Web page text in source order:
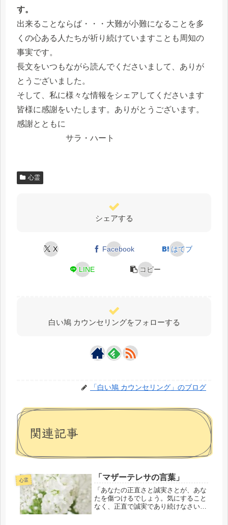
す。
出来ることならば・・・大難が小難になることを多
くの心ある人たちが祈り続けていますことも周知の
事実です。
長文をいつもながら読んでくださいまして、ありが
とうございました。
そして、私に様々な情報をシェアしてくださいます
皆様に感謝をいたします。ありがとうございます。
感謝とともに
サラ・ハート
心霊
シェアする
X Facebook はてブ
LINE コピー
白い鳩 カウンセリングをフォローする
「白い鳩 カウンセリング」のブログ
関連記事
心霊 「マザーテレサの言葉」
「あなたの正直さと誠実さとが、あな
たを傷つけるでしょう。気にすること
なく、正直で誠実であり続けなさい。